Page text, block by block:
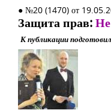
● №20 (1470) от
Защита прав:
К публикации